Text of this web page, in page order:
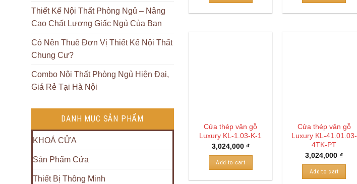
Thiết Kế Nội Thất Phòng Ngủ – Nâng
Cao Chất Lượng Giấc Ngủ Của Bạn
Có Nên Thuê Đơn Vị Thiết Kế Nội Thất
Chung Cư?
Combo Nội Thất Phòng Ngủ Hiện Đại,
Giá Rẻ Tại Hà Nội
DANH MỤC SẢN PHẨM
KHOÁ CỬA
Sản Phẩm Cửa
Thiết Bị Thông Minh
Cửa thép vân gỗ
Luxury KL-1.03-K-1
3,024,000 ₫
Add to cart
Cửa thép vân gỗ
Luxury KL-41.01.03-
4TK-PT
3,024,000₫
Add to cart